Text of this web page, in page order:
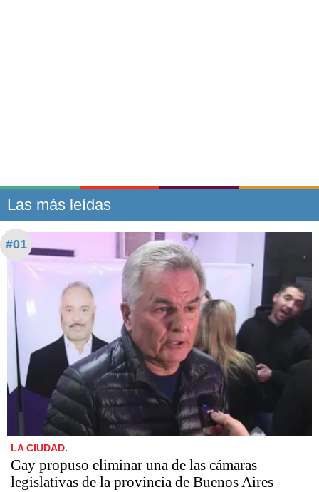
Las más leídas
#01
LA CIUDAD.
Gay propuso eliminar una de las cámaras
legislativas de la provincia de Buenos Aires